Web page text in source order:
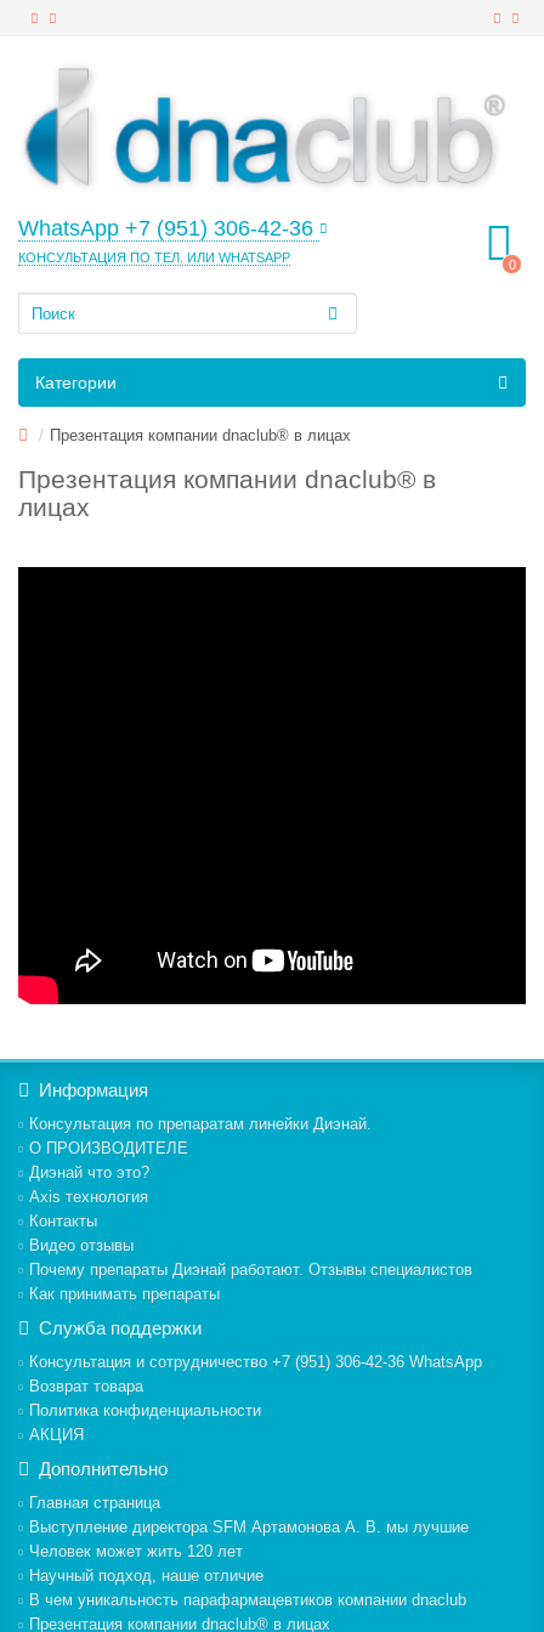
WhatsApp +7 (951) 306-42-36
КОНСУЛЬТАЦИЯ ПО ТЕЛ. ИЛИ WHATSAPP 0
Категории
Презентация компании dnaclub® в лицах
Презентация компании dnaclub® в
лицах
Информация
Консультация по препаратам линейки Диэнай.
О ПРОИЗВОДИТЕЛЕ
Диэнай что это?
Axis технология
Контакты
Видео отзывы
Почему препараты Диэнай работают. Отзывы специалистов
Как принимать препараты
Служба поддержки
Консультация и сотрудничество +7 (951) 306-42-36 WhatsApp
Возврат товара
Политика конфиденциальности
АКЦИЯ
Дополнительно
Главная страница
Выступление директора SFM Артамонова А. В. мы лучшие
Человек может жить 120 лет
Научный подход, наше отличие
В чем уникальность парафармацевтиков компании dnaclub
Презентация компании dnaclub® в лицах